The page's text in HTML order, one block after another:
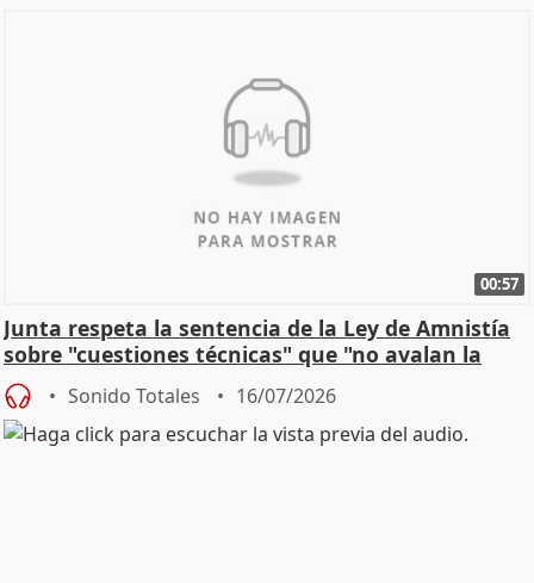
00:57
Junta respeta la sentencia de la Ley de Amnistía
sobre "cuestiones técnicas" que "no avalan la
const
Sonido Totales 16/07/2026